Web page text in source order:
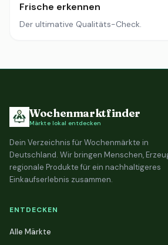
Frische erkennen
Der ultimative Qualitäts-Check.
Wochenmarktfinder
Märkte lokal entdecken
Dein Verzeichnis für Wochenmärkte in
Deutschland. Wir bringen Menschen,
regionale Produkte für ein nachhaltigeres
Einkaufserlebnis zusammen.
ENTDECKEN
Alle Märkte